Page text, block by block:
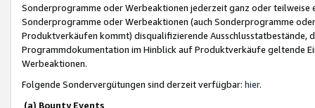
Sonderprogramme oder Werbeaktionen jederzeit ganz oder
Sonderprogramme oder Werbeaktionen (auch Sonderprogramme
Produktverkäufen kommt) disqualifizierende Ausschlusstatbestände,
Programmdokumentation im Hinblick auf Produktverkäufe geltende
Werbeaktionen.
Folgende Sondervergütungen sind derzeit verfügbar: hier.
(a) Bounty Events